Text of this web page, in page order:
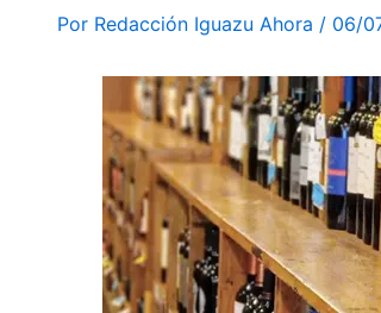
Por Redacción Iguazu Ahora / 06/